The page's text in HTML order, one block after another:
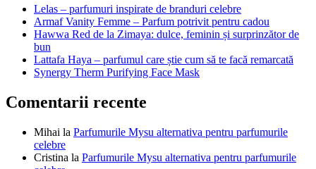
Lelas – parfumuri inspirate de branduri celebre
Armaf Vanity Femme – Parfum potrivit pentru cadou
Hawwa Red de la Zimaya: dulce, feminin și surprinzător de
bun
Lattafa Haya – parfumul care știe cum să te facă remarcată
Synergy Therm Purifying Face Mask
Comentarii recente
Mihai la Parfumurile Mysu alternativa pentru parfumurile
celebre
Cristina la Parfumurile Mysu alternativa pentru parfumurile